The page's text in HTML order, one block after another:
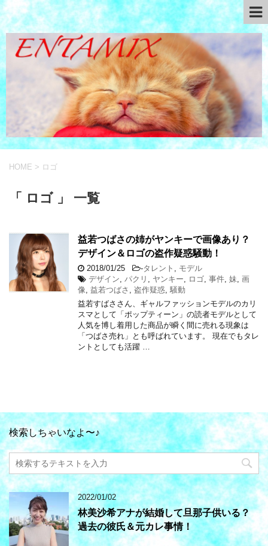
HOME > ロゴ
「 ロゴ 」 一覧
益若つばさの姉がヤンキーで画像あり？
デザイン＆ロゴの盗作疑惑騒動！
2018/01/25 -タレント
モデル
デザイン
パクリ ヤンキー ロゴ 事件 妹 画
像 益若つばさ 盗作疑惑 騒動
益若すばささん、ギャルファッションモデルのカリ
スマとして「ポップティーン」の読者モデルとして
人気を博し着用した商品が瞬く間に売れる現象は
「つばさ売れ」とも呼ばれています。 現在でもタレ
ントとしても活躍 …
検索しちゃいなよ〜♪
2022/01/02
林美沙希アナが結婚して旦那子供いる？
過去の彼氏＆元カレ事情！